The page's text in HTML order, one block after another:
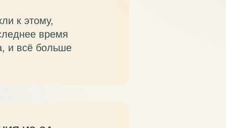
к этому,
время
и всё больше